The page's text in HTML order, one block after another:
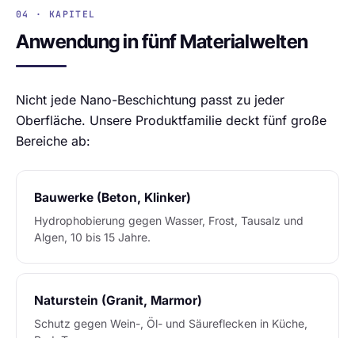
04 · KAPITEL
Anwendung in fünf Materialwelten
Nicht jede Nano-Beschichtung passt zu jeder
Oberfläche. Unsere Produktfamilie deckt fünf große
Bereiche ab:
Bauwerke (Beton, Klinker)
Hydrophobierung gegen Wasser, Frost, Tausalz und
Algen, 10 bis 15 Jahre.
Naturstein (Granit, Marmor)
Schutz gegen Wein-, Öl- und Säureflecken in Küche,